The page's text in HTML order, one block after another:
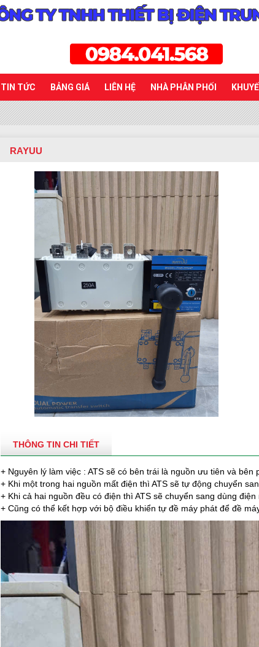
TIN TỨC BẢNG GIÁ LIÊN HỆ NHÀ PHÂN PHỐI
RAYUU
THÔNG TIN CHI TIẾT
+ Nguyên lý làm việc : ATS sẽ có bên trái là nguồn ưu tiên và bên
+ Khi một trong hai nguồn mất điện thì ATS sẽ tự động chuyển
+ Khi cả hai nguồn đều có điện thì ATS sẽ chuyển sang dùng
+ Cũng có thể kết hợp với bộ điều khiển tự đề máy phát để đề